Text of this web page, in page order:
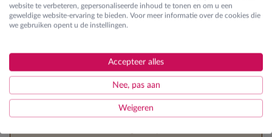
website te verbeteren, gepersonaliseerde inhoud te tonen en om u een
geweldige website-ervaring te bieden. Voor meer informatie over de cookies die
we gebruiken opent u de instellingen.
Accepteer alles
Nee, pas aan
Weigeren
Halfpension
Ontdek de verschillende lesgroepen
K2 | Kinderen